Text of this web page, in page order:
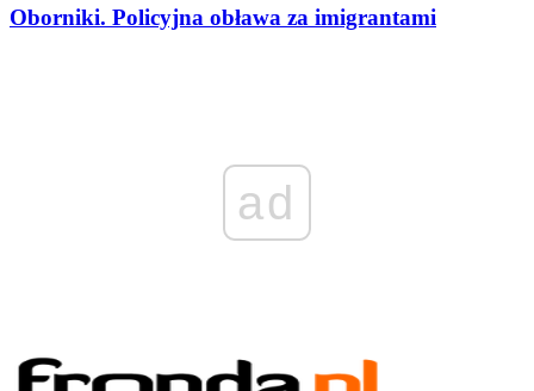
Oborniki. Policyjna obława za imigrantami
ad